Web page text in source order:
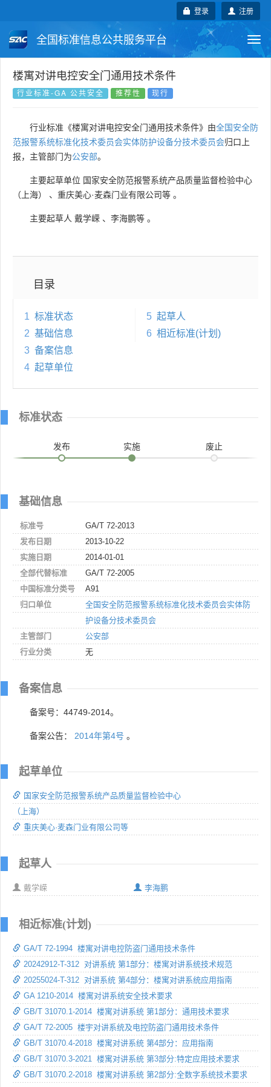
注册
登录
全国标准信息公共服务平台
国家标准 行业标准
国外标准 技术委员会
楼寓对讲电控安全门通用技术条件
行业标准-GA 公共安全 推荐性 现行
行业标准《楼寓对讲电控安全门通用技术条件》由全国安全防
范报警系统标准化技术委员会实体防护设备分技术委员会归口上
报，主管部门为公安部。
主要起草单位 国家安全防范报警系统产品质量监督检验中心
（上海）
、 重庆美心·麦森门业有限公司等 。
主要起草人 戴学嵘 、 李海鹏等 。
目录
1 标准状态
2 基础信息
3 备案信息
4 起草单位
5 起草人
6 相近标准(计划)
标准状态
发布 实施 废止
基础信息
标准号
GA/T 72-2013
发布日期
2013-10-22
实施日期
2014-01-01
全部代替标准
GA/T 72-2005
中国标准分类号
A91
归口单位
全国安全防范报警系统标准化技术委员会实体防
护设备分技术委员会
主管部门
公安部
行业分类
无
备案信息
备案号：44749-2014。
备案公告： 2014年第4号 。
起草单位
国家安全防范报警系统产品质量监督检验中心
（上海）
重庆美心·麦森门业有限公司等
起草人
戴学嵘 李海鹏
相近标准(计划)
GA/T 72-1994 楼寓对讲电控防盗门通用技术条件
20242912-T-312 对讲系统 第1部分：楼寓对讲系统技术规范
20255024-T-312 对讲系统 第4部分：楼寓对讲系统应用指南
GA 1210-2014 楼寓对讲系统安全技术要求
GB/T 31070.1-2014 楼寓对讲系统 第1部分：通用技术要求
GA/T 72-2005 楼宇对讲系统及电控防盗门通用技术条件
GB/T 31070.4-2018 楼寓对讲系统 第4部分：应用指南
GB/T 31070.3-2021 楼寓对讲系统 第3部分:特定应用技术要求
GB/T 31070.2-2018 楼寓对讲系统 第2部分:全数字系统技术要求